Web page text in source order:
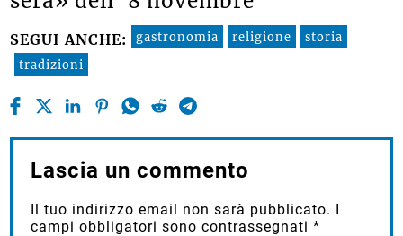
SEGUI ANCHE: gastronomia religione
storia
tradizioni
Lascia un commento
Il tuo indirizzo email non sarà pubblicato. I
campi obbligatori sono contrassegnati*